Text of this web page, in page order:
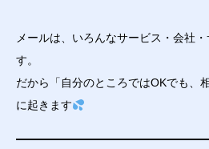
メールは、いろんなサービス・会社
す。
だから「自分のところではOKでも、
に起きます